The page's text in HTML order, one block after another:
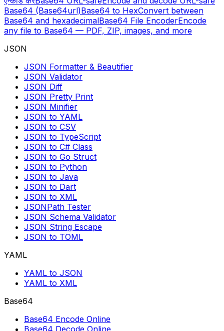
Base64 (Base64url)Base64 to HexConvert between
Base64 and hexadecimalBase64 File EncoderEncode
any file to Base64 — PDF, ZIP, images, and more
JSON
JSON Formatter & Beautifier
JSON Validator
JSON Diff
JSON Pretty Print
JSON Minifier
JSON to YAML
JSON to CSV
JSON to TypeScript
JSON to C# Class
JSON to Go Struct
JSON to Python
JSON to Java
JSON to Dart
JSON to XML
JSONPath Tester
JSON Schema Validator
JSON String Escape
JSON to TOML
YAML
YAML to JSON
YAML to XML
Base64
Base64 Encode Online
Base64 Decode Online